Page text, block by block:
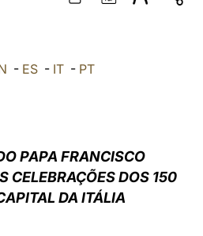
中文
LATINE
- ES - IT - PT
PAPA FRANCISCO
CELEBRAÇÕES DOS 150
DA ITÁLIA